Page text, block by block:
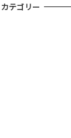
カテゴリー